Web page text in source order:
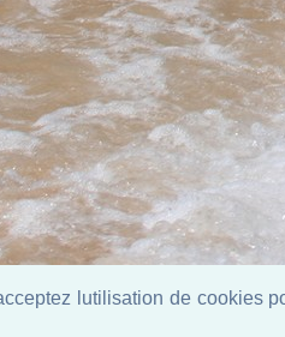
lutilisation de cookies